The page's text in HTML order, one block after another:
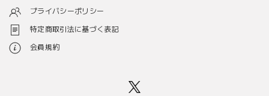
プライバシーポリシー
特定商取引法に基づく表記
会員規約